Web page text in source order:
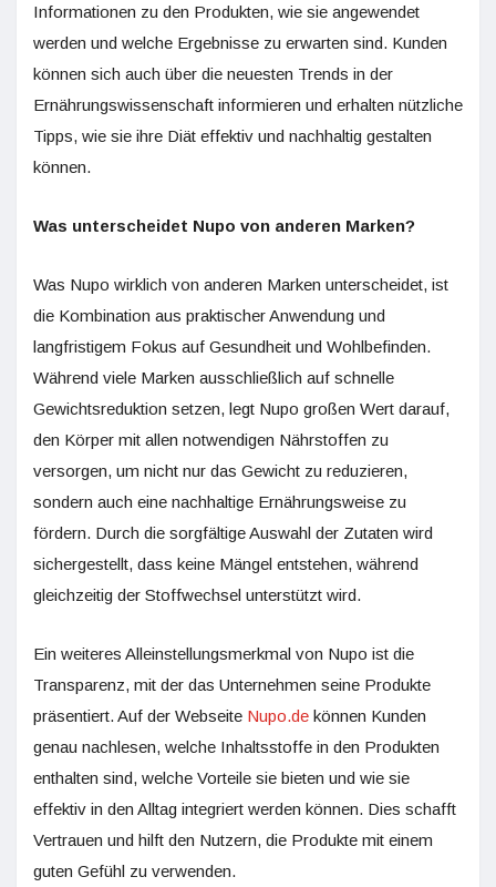
Informationen zu den Produkten, wie sie angewendet
werden und welche Ergebnisse zu erwarten sind. Kunden
können sich auch über die neuesten Trends in der
Ernährungswissenschaft informieren und erhalten nützliche
Tipps, wie sie ihre Diät effektiv und nachhaltig gestalten
können.
Was unterscheidet Nupo von anderen Marken?
Was Nupo wirklich von anderen Marken unterscheidet, ist
die Kombination aus praktischer Anwendung und
langfristigem Fokus auf Gesundheit und Wohlbefinden.
Während viele Marken ausschließlich auf schnelle
Gewichtsreduktion setzen, legt Nupo großen Wert darauf,
den Körper mit allen notwendigen Nährstoffen zu
versorgen, um nicht nur das Gewicht zu reduzieren,
sondern auch eine nachhaltige Ernährungsweise zu
fördern. Durch die sorgfältige Auswahl der Zutaten wird
sichergestellt, dass keine Mängel entstehen, während
gleichzeitig der Stoffwechsel unterstützt wird.
Ein weiteres Alleinstellungsmerkmal von Nupo ist die
Transparenz, mit der das Unternehmen seine Produkte
präsentiert. Auf der Webseite Nupo.de können Kunden
genau nachlesen, welche Inhaltsstoffe in den Produkten
enthalten sind, welche Vorteile sie bieten und wie sie
effektiv in den Alltag integriert werden können. Dies schafft
Vertrauen und hilft den Nutzern, die Produkte mit einem
guten Gefühl zu verwenden.